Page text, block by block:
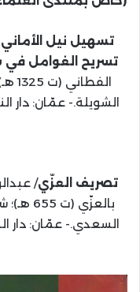
تسهيل نيل
تسريح الغوامل في
الشويلة.- عمّان: دار النور المبين،
تصريف العزّي/
السعدي.- عمّان: دار النور المبين،